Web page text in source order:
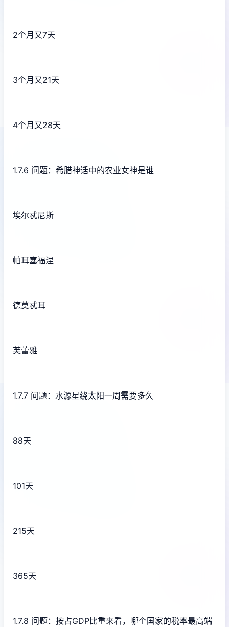
2个月又7天
3个月又21天
4个月又28天
1.7.6 问题：希腊神话中的农业女神是谁
埃尔忒尼斯
帕耳塞福涅
德莫忒耳
芙蕾雅
1.7.7 问题：水源星绕太阳一周需要多久
88天
101天
215天
365天
1.7.8 问题：按占GDP比重来看，哪个国家的税率最高端